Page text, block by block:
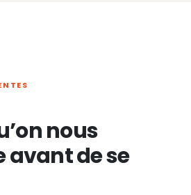
nous
avant de se